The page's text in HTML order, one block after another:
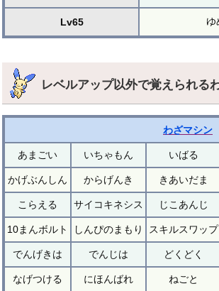
Lv65 ゆ
レベルアップ以外で覚えられる
わざマシン
あまごい いちゃもん いばる
かげぶんしん からげんき きあいだま
こらえる サイコキネシス じこあんじ
10まんボルト しんぴのまもり スキルスワップ
でんげきは でんじは どくどく
なげつける にほんばれ ねごと